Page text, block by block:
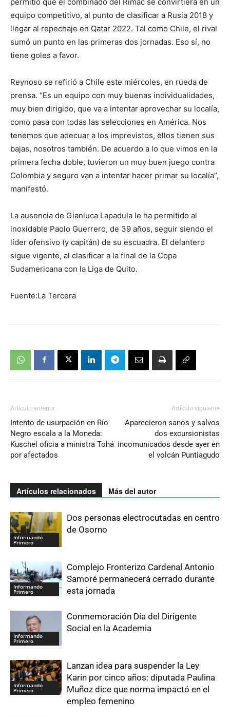
equipo competitivo, al punto de clasificar a Rusia 2018 y
llegar al repechaje en Qatar 2022. Tal como Chile, el rival
sumó un punto en las primeras dos jornadas. Eso sí, no
tiene goles a favor.
Reynoso se refirió a Chile este miércoles, en rueda de
prensa. “Es un equipo con muy buenas individualidades,
muy bien dirigido, que va a intentar aprovechar su localía,
como pasa con todas las selecciones en América. Nos
tenemos que adecuar a los imprevistos, ellos tienen sus
bajas, nosotros también. De acuerdo a lo que vimos en la
primera fecha doble, tuvieron un muy buen juego contra
Colombia y seguro van a intentar hacer primar su localía”,
manifestó.
La ausencia de Gianluca Lapadula le ha permitido al
inoxidable Paolo Guerrero, de 39 años, seguir siendo el
líder ofensivo (y capitán) de su escuadra. El delantero
sigue vigente, al clasificar a la final de la Copa
Sudamericana con la Liga de Quito.
Fuente:La Tercera
Artículo anterior
Intento de usurpación en Río
Negro escala a la Moneda:
Kuschel oficia a ministra Tohá
por afectados
Artículo siguiente
Aparecieron sanos y salvos
dos excursionistas
incomunicados desde ayer en
el volcán Puntiagudo
Artículos relacionados Más del autor
Informando
Primero
Dos personas electrocutadas en centro
de Osorno
Informando
Primero
Complejo Fronterizo Cardenal Antonio
Samoré permanecerá cerrado durante
esta jornada
Informando
Primero
Conmemoración Día del Dirigente
Social en la Academia
Informando
Primero
Lanzan idea para suspender la Ley
Karin por cinco años: diputada Paulina
Muñoz dice que norma impactó en el
empleo femenino